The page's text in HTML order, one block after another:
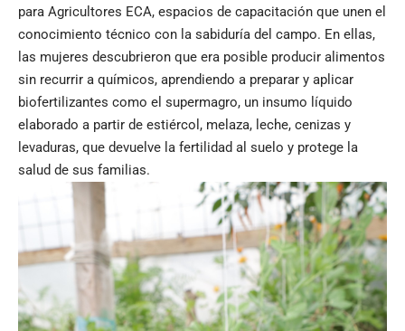
para Agricultores ECA, espacios de capacitación que unen el
conocimiento técnico con la sabiduría del campo. En ellas,
las mujeres descubrieron que era posible producir alimentos
sin recurrir a químicos, aprendiendo a preparar y aplicar
biofertilizantes como el supermagro, un insumo líquido
elaborado a partir de estiércol, melaza, leche, cenizas y
levaduras, que devuelve la fertilidad al suelo y protege la
salud de sus familias.